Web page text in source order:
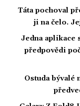
Táta pochoval
ji na čelo.
Jedna aplikace
předpovědi
Ostuda bývalé